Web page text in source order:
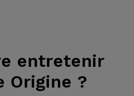
entretenir
Origine ?